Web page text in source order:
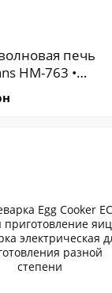
печь
HM-763 •
и мощная
для дома